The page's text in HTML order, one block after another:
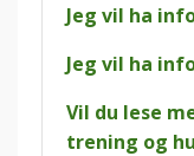
Jeg vil ha
Jeg vil ha
Vil du lese
trening og